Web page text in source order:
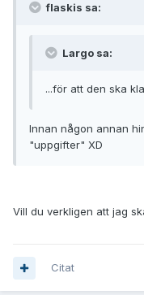
flaskis sa:
Largo sa:
...för att den ska
Innan någon annan
"uppgifter" XD
Vill du verkligen att jag
Citat